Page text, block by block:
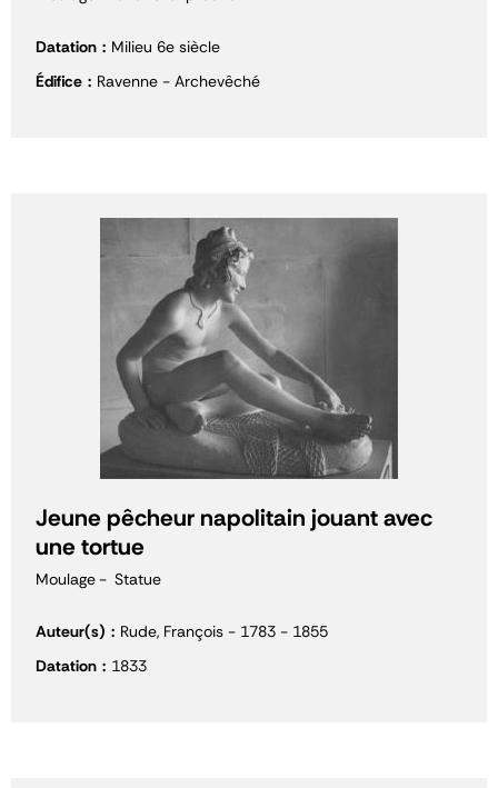
Datation
Milieu 6e siècle
Édifice
Ravenne - Archevêché
Jeune pêcheur napolitain jouant avec
une tortue
Moulage Statue
Auteur(s)
Rude, François - 1783 - 1855
Datation
1833